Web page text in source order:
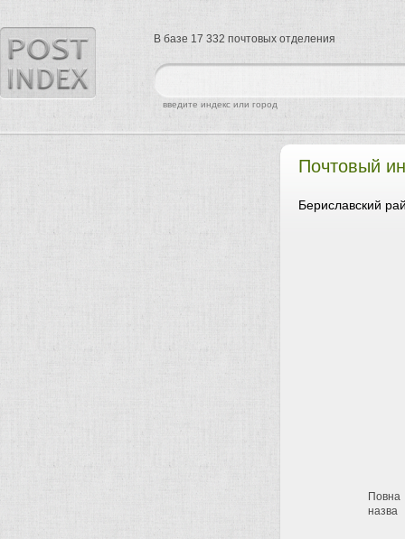
Почтовый
Бериславский
Повна
назва
найти
введите индекс или город
В базе 17 332 почтовых отделения